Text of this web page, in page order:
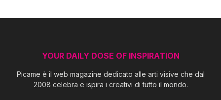
YOUR DAILY DOSE OF INSPIRATION
Picame è il web magazine dedicato alle arti visive che dal
2008 celebra e ispira i creativi di tutto il mondo.